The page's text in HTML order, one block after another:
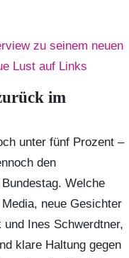
im
unter fünf Prozent –
den
Welche
neue Gesichter
Ines Schwerdtner,
klare Haltung gegen